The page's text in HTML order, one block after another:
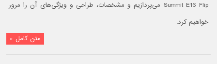
Summit E16 Flip می‌پردازیم و مشخصات، طراحی و ویژگی‌های آن را مرور
خواهیم کرد.
متن کامل »